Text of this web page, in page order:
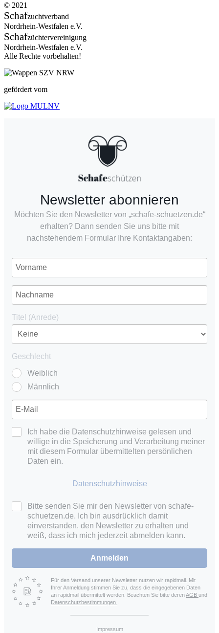
© 2021
Schafzuchtverband
Nordrhein-Westfalen e.V.
Schafzüchtervereinigung
Nordrhein-Westfalen e.V.
Alle Rechte vorbehalten!
gefördert vom
Newsletter abonnieren
Möchten Sie den Newsletter von „schafe-schuetzen.de“
erhalten? Dann senden Sie uns bitte mit
nachstehendem Formular Ihre Kontaktangaben:
Titel (Anrede)
Geschlecht
Weiblich
Männlich
Ich habe die Datenschutzhinweise gelesen und
willige in die Speicherung und Verarbeitung meiner
mit diesem Formular übermittelten persönlichen
Daten ein.
Datenschutzhinweise
Bitte senden Sie mir den Newsletter von schafe-
schuetzen.de. Ich bin ausdrücklich damit
einverstanden, den Newsletter zu erhalten und
weiß, dass ich mich jederzeit abmelden kann.
Anmelden
Für den Versand unserer Newsletter nutzen wir rapidmail. Mit
Ihrer Anmeldung stimmen Sie zu, dass die eingegebenen Daten
an rapidmail übermittelt werden. Beachten Sie bitte derenAGB und
Datenschutzbestimmungen
Impressum